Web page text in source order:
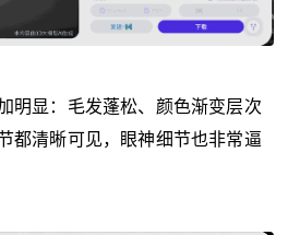
明显：毛发蓬松、颜色渐变层次
都清晰可见，眼神细节也非常逼